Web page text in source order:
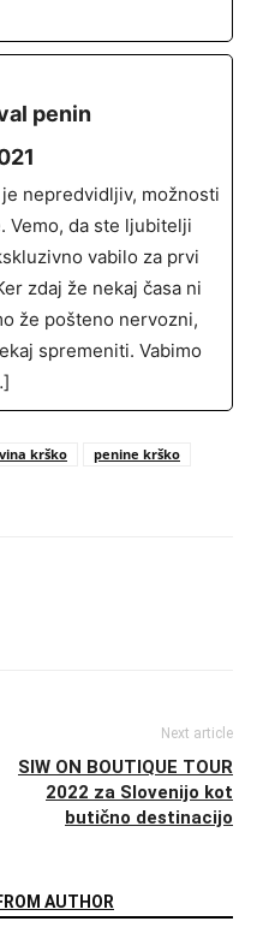
penin
nepredvidljiv, možnosti
Vemo, da ste ljubitelji
vabilo za prvi
zdaj že nekaj časa ni
že pošteno nervozni,
spremeniti. Vabimo
krško
penine krško
Next article
SIW ON BOUTIQUE TOUR
2022 za Slovenijo kot
butično destinacijo
AUTHOR